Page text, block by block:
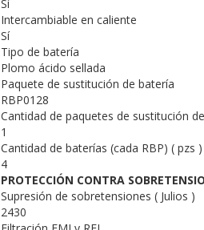
Sí
Intercambiable en caliente
Sí
Tipo de batería
Plomo ácido sellada
Paquete de sustitución de batería
RBP0128
Cantidad de paquetes de sustitución
1
Cantidad de baterías (cada RBP) ( pzs )
4
PROTECCIÓN CONTRA
Supresión de sobretensiones ( Julios )
2430